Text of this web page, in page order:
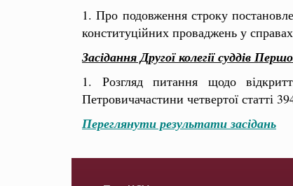
1. Про подовження строку
конституційних проваджень у
Засідання Другої колегії суддів
1. Розгляд питання щодо
Петровичачастини четвертої статті
Переглянути результати засідань